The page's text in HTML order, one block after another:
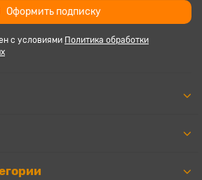
Оформить подписку
с условиями Политика обработки